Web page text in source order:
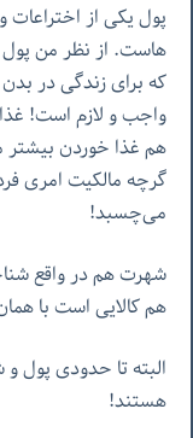
پول یکی از اختراعات
هاست. از نظر من
که برای زندگی در بدن
واجب و لازم است!
هم غذا خوردن
گرچه مالکیت امری
می‌چسبد!
شهرت هم در واقع
هم کالایی است با
البته تا حدودی پول
هستند!